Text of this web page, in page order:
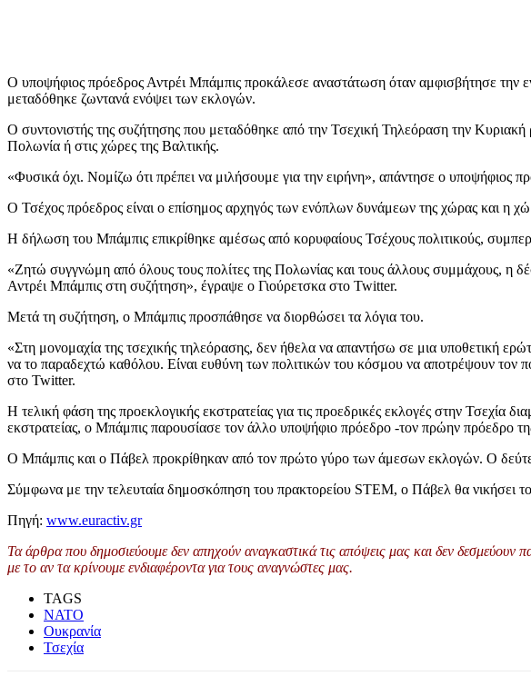
Ο υποψήφιος πρόεδρος Αντρέι Μπάμπις προκάλεσε αναστάτωση όταν αμφισβήτησε
μεταδόθηκε ζωντανά ενόψει των εκλογών.
Ο συντονιστής της συζήτησης που μεταδόθηκε από την Τσεχική Τηλεόραση την
Πολωνία ή στις χώρες της Βαλτικής.
«Φυσικά όχι. Νομίζω ότι πρέπει να μιλήσουμε για την ειρήνη», απάντησε ο υποψήφιος
Ο Τσέχος πρόεδρος είναι ο επίσημος αρχηγός των ενόπλων δυνάμεων της χώρας και η
Η δήλωση του Μπάμπις επικρίθηκε αμέσως από κορυφαίους Τσέχους πολιτικούς,
«Ζητώ συγγνώμη από όλους τους πολίτες της Πολωνίας και τους άλλους συμμάχους, η
Αντρέι Μπάμπις στη συζήτηση», έγραψε ο Γιούρετσκα στο Twitter.
Μετά τη συζήτηση, ο Μπάμπις προσπάθησε να διορθώσει τα λόγια του.
«Στη μονομαχία της τσεχικής τηλεόρασης, δεν ήθελα να απαντήσω σε μια υποθετική
να το παραδεχτώ καθόλου. Είναι ευθύνη των πολιτικών του κόσμου να αποτρέψουν
στο Twitter.
Η τελική φάση της προεκλογικής εκστρατείας για τις προεδρικές εκλογές στην Τσεχία
εκστρατείας, ο Μπάμπις παρουσίασε τον άλλο υποψήφιο πρόεδρο -τον πρώην πρόεδρο
Ο Μπάμπις και ο Πάβελ προκρίθηκαν από τον πρώτο γύρο των άμεσων εκλογών. Ο
Σύμφωνα με την τελευταία δημοσκόπηση του πρακτορείου STEM, ο Πάβελ θα νικήσει
Πηγή: www.euractiv.gr
Τα άρθρα που δημοσιεύουμε δεν απηχούν αναγκαστικά τις απόψεις μας και δεν δεσμεύουν
με το αν τα κρίνουμε ενδιαφέροντα για τους αναγνώστες μας.
TAGS
ΝΑΤΟ
Ουκρανία
Τσεχία